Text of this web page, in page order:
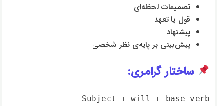
تصمیمات لحظه‌ای
قول یا تعهد
پیشنهاد
پیش‌بینی بر پایه‌ی نظر شخصی
ساختار گرامری:
Subject + will + base verb